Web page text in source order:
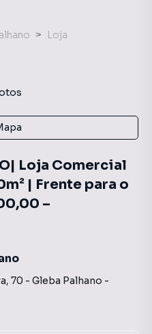
Loja
Loja Comercial
| Frente para o
–
, 70 - Gleba Palhano -